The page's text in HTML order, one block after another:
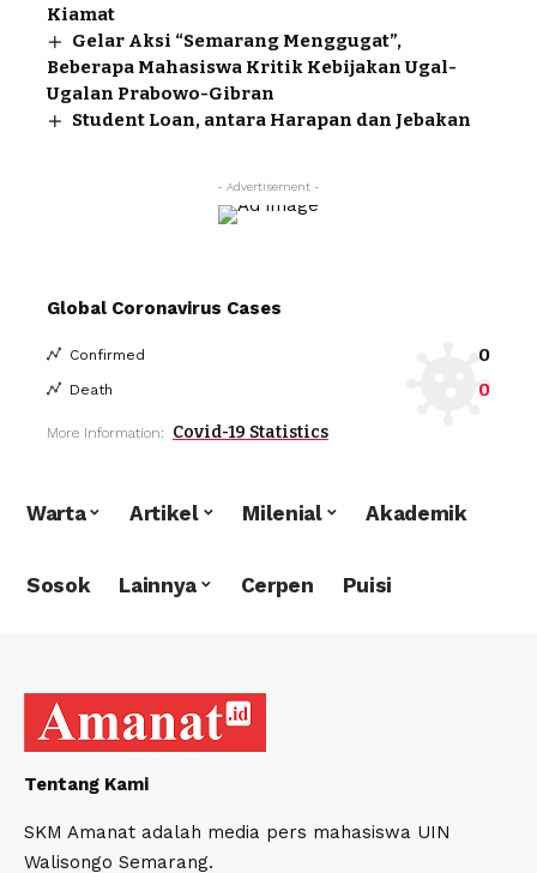
Kiamat
Gelar Aksi “Semarang Menggugat”,
Beberapa Mahasiswa Kritik Kebijakan Ugal-
Ugalan Prabowo-Gibran
Student Loan, antara Harapan dan Jebakan
- Advertisement -
Global Coronavirus Cases
Confirmed 0
Death 0
More Information: Covid-19 Statistics
Warta Artikel Milenial Akademik
Sosok Lainnya Cerpen Puisi
Tentang Kami
SKM Amanat adalah media pers mahasiswa UIN
Walisongo Semarang.